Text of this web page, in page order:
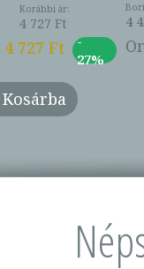
Korábbi ár:
4 727 Ft
4 727 Ft
-
27%
Kosárba
4